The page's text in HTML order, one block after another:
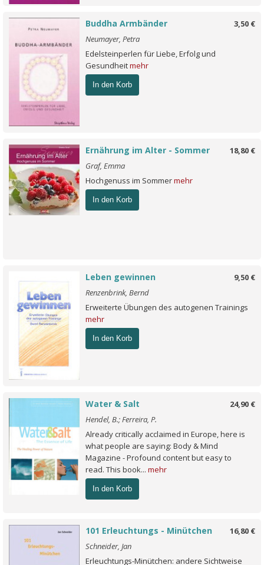
3,50 €
Buddha Armbänder
Neumayer, Petra
Edelsteinperlen für Liebe, Erfolg und
Gesundheitmehr
In den Korb
18,80 €
Ernährung im Alter - Sommer
Graf, Emma
Hochgenuss im Sommermehr
In den Korb
9,50 €
Leben gewinnen
Renzenbrink, Bernd
Erweiterte Übungen des autogenen Trainings
mehr
In den Korb
24,90 €
Water & Salt
Hendel, B.; Ferreira, P.
Already critically acclaimed in Europe, here is
what people are saying: Body & Mind
Magazine - Profound content but easy to
read. This book... mehr
In den Korb
16,80 €
101 Erleuchtungs - Minütchen
Schneider, Jan
Erleuchtungs-Minütchen: andere Sichtweise